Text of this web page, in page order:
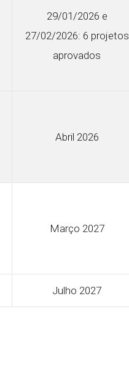
29/01/2026 e
27/02/2026: 6 projetos
aprovados
Abril 2026
Março 2027
Julho 2027